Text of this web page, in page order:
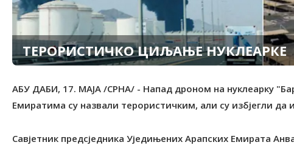
ТЕРОРИСТИЧКО ЦИЉАЊЕ НУКЛЕАРКЕ
АБУ ДАБИ, 17. МАЈА /СРНА/ - Напад дроном на нуклеарку
Емиратима су назвали терористичким, али су избјегли да
Савјетник предсједника Уједињених Арапских Емирата